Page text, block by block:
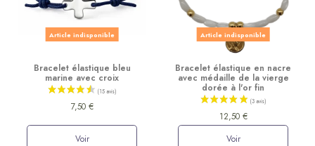
Article indisponible
Bracelet élastique bleu
marine avec croix
7,50 €
Voir
Article indisponible
Bracelet élastique en nacre
avec médaille de la vierge
dorée à l'or fin
12,50 €
Voir